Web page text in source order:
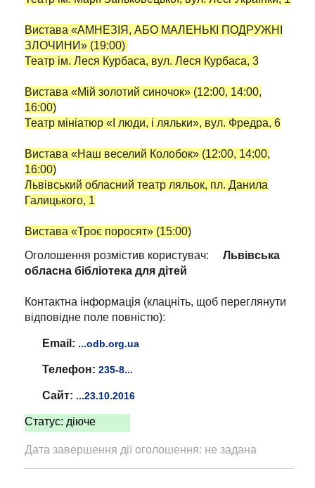
Вистава «АМНЕЗІЯ, АБО МАЛЕНЬКІ ПОДРУЖНІ
ЗЛОЧИНИ» (19:00)
Театр ім. Леся Курбаса, вул. Леся Курбаса, 3
Вистава «Мій золотий синочок» (12:00, 14:00,
16:00)
Театр мініатюр «І люди, і ляльки», вул. Фредра, 6
Вистава «Наш веселий Колобок» (12:00, 14:00,
16:00)
Львівський обласний театр ляльок, пл. Данила
Галицького, 1
Вистава «Троє поросят» (15:00)
Оголошення розмістив користувач:
Львівська
обласна бібліотека для дітей
Контактна інформація (клацніть, щоб переглянути
відповідне поле повністю):
Email: ...odb.org.ua
Телефон: 235-8...
Сайт: ...23.10.2016
Статус: діюче
Дата завершення дії оголошення: не задана